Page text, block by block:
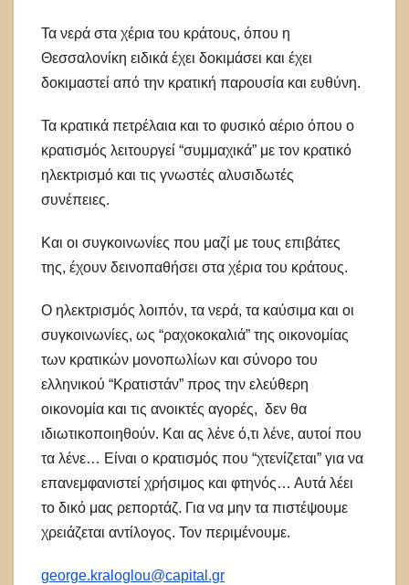
Τα νερά στα χέρια του κράτους, όπου η
Θεσσαλονίκη ειδικά έχει δοκιμάσει και έχει
δοκιμαστεί από την κρατική παρουσία και ευθύνη.
Τα κρατικά πετρέλαια και το φυσικό αέριο όπου ο
κρατισμός λειτουργεί “συμμαχικά” με τον κρατικό
ηλεκτρισμό και τις γνωστές αλυσιδωτές
συνέπειες.
Και οι συγκοινωνίες που μαζί με τους επιβάτες
της, έχουν δεινοπαθήσει στα χέρια του κράτους.
Ο ηλεκτρισμός λοιπόν, τα νερά, τα καύσιμα και οι
συγκοινωνίες, ως “ραχοκοκαλιά” της οικονομίας
των κρατικών μονοπωλίων και σύνορο του
ελληνικού “Κρατιστάν” προς την ελεύθερη
οικονομία και τις ανοικτές αγορές, δεν θα
ιδιωτικοποιηθούν. Και ας λένε ό,τι λένε, αυτοί που
τα λένε… Είναι ο κρατισμός που “χτενίζεται” για να
επανεμφανιστεί χρήσιμος και φτηνός… Αυτά λέει
το δικό μας ρεπορτάζ. Για να μην τα πιστέψουμε
χρειάζεται αντίλογος. Τον περιμένουμε.
george.kraloglou@capital.gr